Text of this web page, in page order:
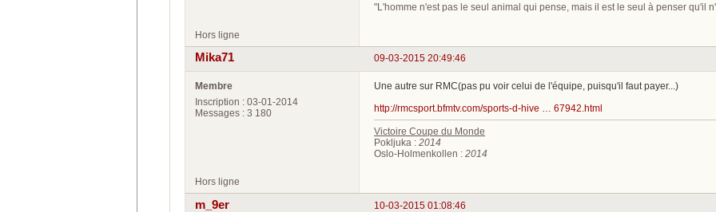
"L'homme n'est pas le seul animal qui pense, mais il est le seul à penser qu'il
Hors ligne
09-03-2015 20:49:46
Mika71
Membre
Inscription : 03-01-2014
Messages : 3 180
Une autre sur RMC(pas pu voir celui de l'équipe, puisqu'il faut payer...)
http://rmcsport.bfmtv.com/sports-d-hive … 67942.html
Victoire Coupe du Monde
Pokljuka : 2014
Oslo-Holmenkollen : 2014
Hors ligne
10-03-2015 01:08:46
m_9er